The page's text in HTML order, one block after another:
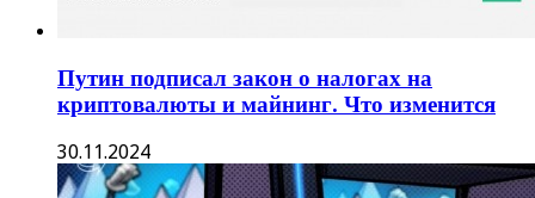
Путин подписал закон о налогах на
криптовалюты и майнинг. Что изменится
30.11.2024